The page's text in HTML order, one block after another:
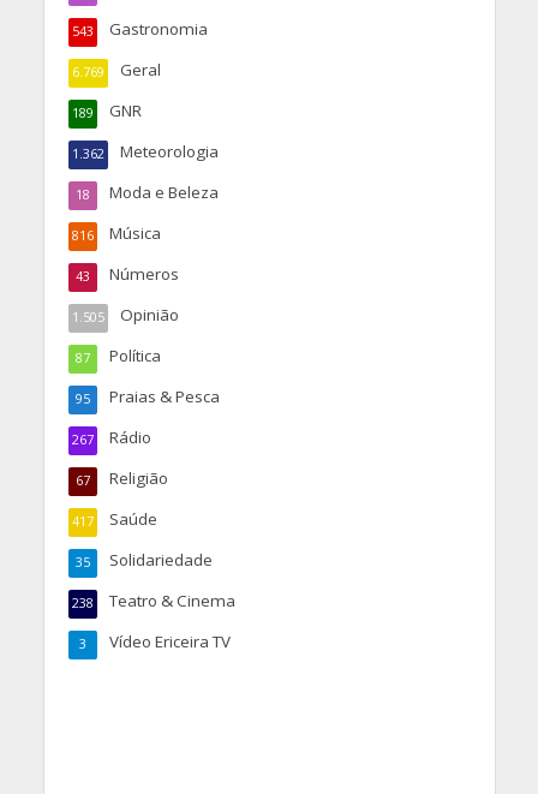
Gastronomia
543
Geral
6.769
GNR
189
Meteorologia
1.362
Moda e Beleza
18
Música
816
Números
43
Opinião
1.505
Política
87
Praias & Pesca
95
Rádio
267
Religião
67
Saúde
417
Solidariedade
35
Teatro & Cinema
238
Vídeo Ericeira TV
3